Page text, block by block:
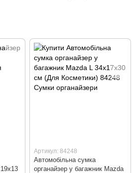
Артикул: 84248
Автомобільна сумка
органайзер у багажник Mazda